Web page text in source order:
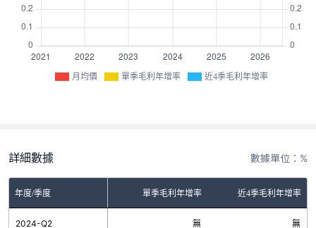
月均價 單季毛利年增率 近4季毛利年增率
詳細數據 數據單位：%
年度/季度 單季毛利年增率 近4季毛利年增率
2024-Q2 無 無